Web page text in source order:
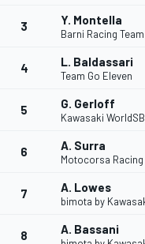
3 Y. Montella
Barni Racing Team
4 L. Baldassari
Team Go Eleven
5 G. Gerloff
Kawasaki
6 A. Surra
Motocorsa Racing
7 A. Lowes
bimota by
8 A. Bassani